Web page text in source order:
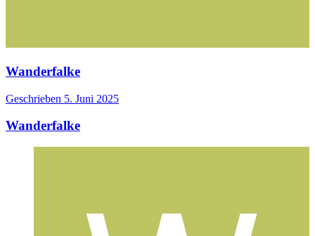
Wanderfalke
Geschrieben 5. Juni 2025
Wanderfalke